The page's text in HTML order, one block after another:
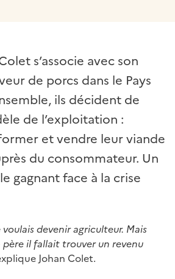
s’associe avec son
de porcs dans le Pays
ils décident de
de l’exploitation :
et vendre leur viande
du consommateur. Un
gagnant face à la crise
devenir agriculteur. Mais
il fallait trouver un revenu
Johan Colet.